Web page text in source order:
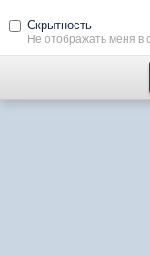
Скрытность
Не отображать меня в